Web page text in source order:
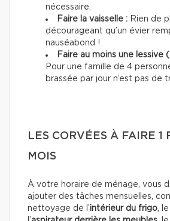
nécessaire.
Faire la vaisselle : Rien de
décourageant qu’un évier
nauséabond !
Faire au moins une lessive
Pour une famille de 4
brassée par jour n’est pas de
LES CORVÉES À FAIRE 1
MOIS
À votre horaire de ménage, vous
ajouter des tâches mensuelles,
nettoyage de l’intérieur du frigo ,